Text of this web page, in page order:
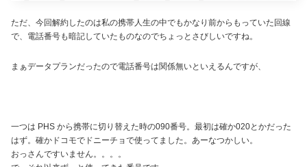
ただ、今回解約したのは私の携帯人生の中でもかなり前からもっていた回線
で、電話番号も暗記していたものなのでちょっとさびしいですね。
まぁデータプランだったので電話番号は関係無いといえるんですが、
一つは PHS から携帯に切り替えた時の090番号。最初は確か020とかだった
はず。確かドコモでドニーチョで使ってました。あーなつかしい。
おっさんですいません。。。。